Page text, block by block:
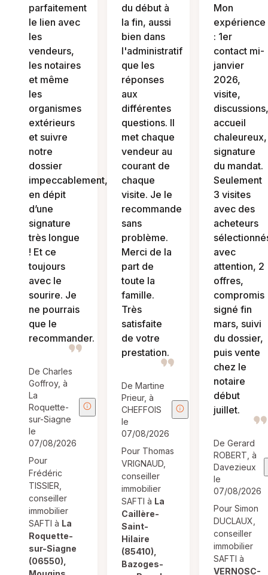
parfaitement
le lien avec
les
vendeurs,
les notaires
et même
les
organismes
extérieurs
et suivre
notre
dossier
impeccablement,
en dépit
d’une
signature
très longue
! Et ce
toujours
avec le
sourire. Je
ne pourrais
que le
recommander.
De Charles
Goffroy, à
La
Roquette-
sur-Siagne
le
07/08/2026
Pour
Frédéric
TISSIER,
conseiller
immobilier
SAFTI à La
Roquette-
sur-Siagne
(06550),
du début à
la fin, aussi
bien dans
l'administratif
que les
réponses
aux
différentes
questions. Il
met chaque
vendeur au
courant de
chaque
visite. Je le
recommande
sans
problème.
Merci de la
part de
toute la
famille.
Très
satisfaite
de votre
prestation.
De Martine
Prieur, à
CHEFFOIS
le
07/08/2026
Pour Thomas
VRIGNAUD,
conseiller
immobilier
SAFTI à La
Caillère-
Saint-
Hilaire
(85410),
Bazoges-
Mon
expérience
: 1er
contact mi-
janvier
2026,
visite,
accueil
chaleureux,
signature
du mandat.
Seulement
3 visites
avec des
acheteurs
avec
attention, 2
offres,
compromis
signé fin
mars, suivi
du dossier,
puis vente
chez le
notaire
début
juillet.
De Gerard
ROBERT, à
Davezieux
le
07/08/2026
Pour Simon
DUCLAUX,
conseiller
immobilier
SAFTI à
VERNOSC-